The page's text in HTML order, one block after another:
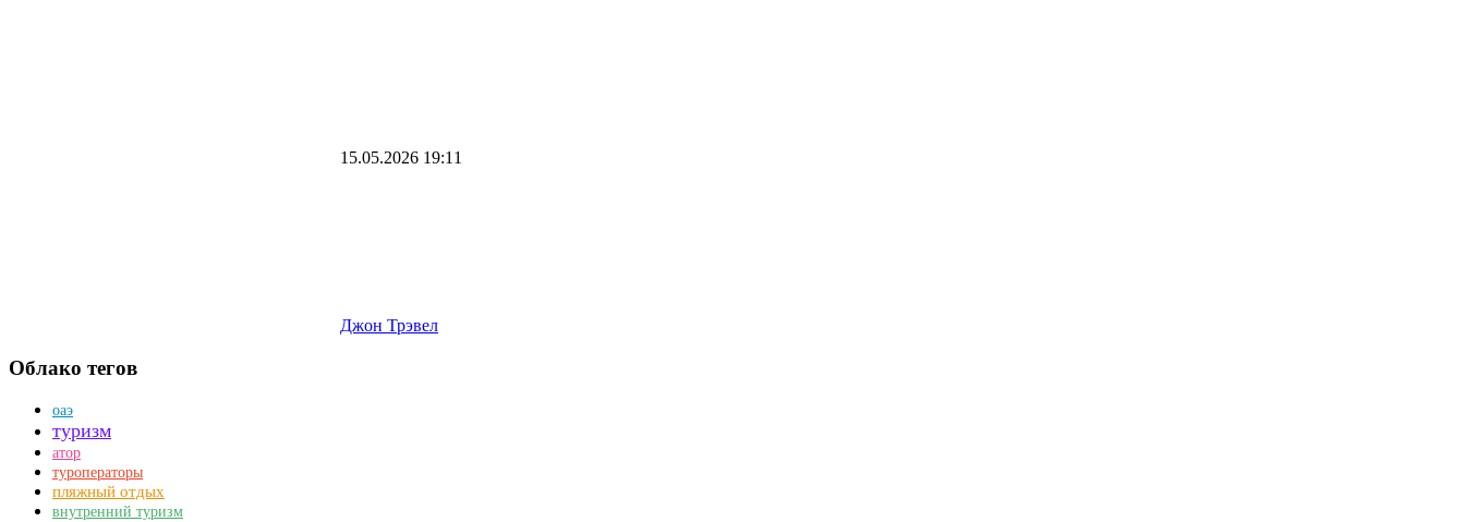
15.05.2026 19:11
Джон Трэвел
Облако тегов
оаэ
туризм
атор
туроператоры
пляжный отдых
внутренний туризм